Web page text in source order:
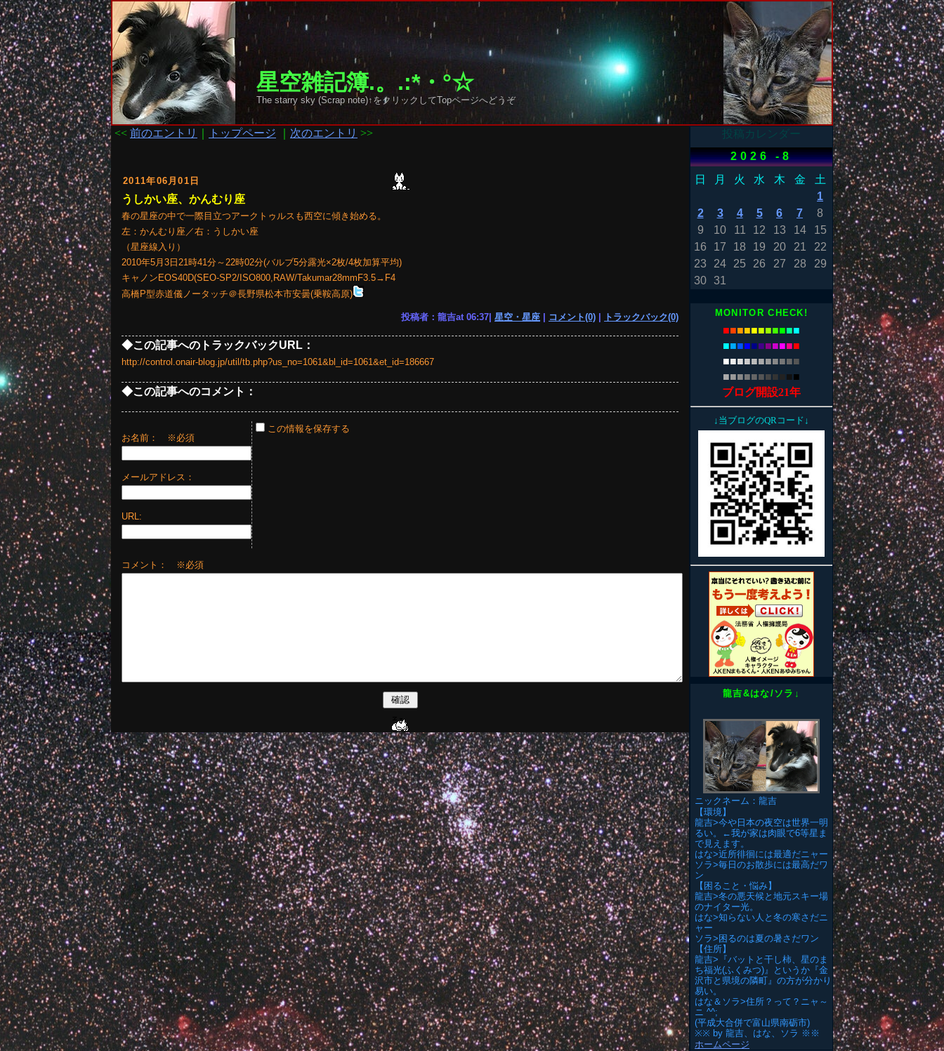
星空雑記簿.。.:*・°☆
The starry sky (Scrap note)↑をクリックしてTopページへどうぞ
<< 前のエントリ トップページ 次のエントリ >>
2011年06月01日
うしかい座、かんむり座
春の星座の中で一際目立つアークトゥルスも西空に傾き始める。
左：かんむり座／右：うしかい座
（星座線入り）
2010年5月3日21時41分～22時02分(バルブ5分露光×2枚/4枚加算平均)
キャノンEOS40D(SEO-SP2/ISO800,RAW/Takumar28mmF3.5→F4
高橋P型赤道儀ノータッチ＠長野県松本市安曇(乗鞍高原)
投稿者：龍吉at 06:37| 星空・星座 コメント(0) トラックバック(0)
◆この記事へのトラックバックURL：
http://control.onair-blog.jp/util/tb.php?us_no=1061&bl_id=1061&et_id=186667
◆この記事へのコメント：
お名前： ※必須
メールアドレス：
URL:
この情報を保存する
コメント： ※必須
投稿カレンダー
2026 -8
日
月 火 水 木 金
土
1
2
3 4 5 6 7
8
9
10 11 12 13 14
15
16
17 18 19 20 21
22
23
24 25 26 27 28
29
30 31
MONITOR CHECK!
■■■■■■■■■■■
■■■■■■■■■■■
■■■■■■■■■■■
■■■■■■■■ ■■
ブログ開設21年
↓当ブログのQRコード↓
龍吉&はな/ソラ↓
ニックネーム：龍吉
【環境】
龍吉>今や日本の夜空は世界一明
るい。←我が家は肉眼で6等星ま
で見えます。
はな>近所徘徊には最適だニャー
ソラ>毎日のお散歩には最高だワ
ン
【困ること・悩み】
龍吉>冬の悪天候と地元スキー場
のナイター光。
はな>知らない人と冬の寒さだニ
ャー
ソラ>困るのは夏の暑さだワン
【住所】
龍吉>『バットと干し柿、星のま
ち福光(ふくみつ)』というか『金
沢市と県境の隣町』の方が分かり
易い。
はな＆ソラ>住所？って？ニャ～
ニ ^^;
(平成大合併で富山県南砺市)
※※ by 龍吉、はな、ソラ ※※
ホームページ